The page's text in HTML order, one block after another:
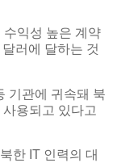
수익성 높은 계약
러에 달하는 것
기관에 귀속돼 북
용되고 있다고
북한 IT 인력의 대